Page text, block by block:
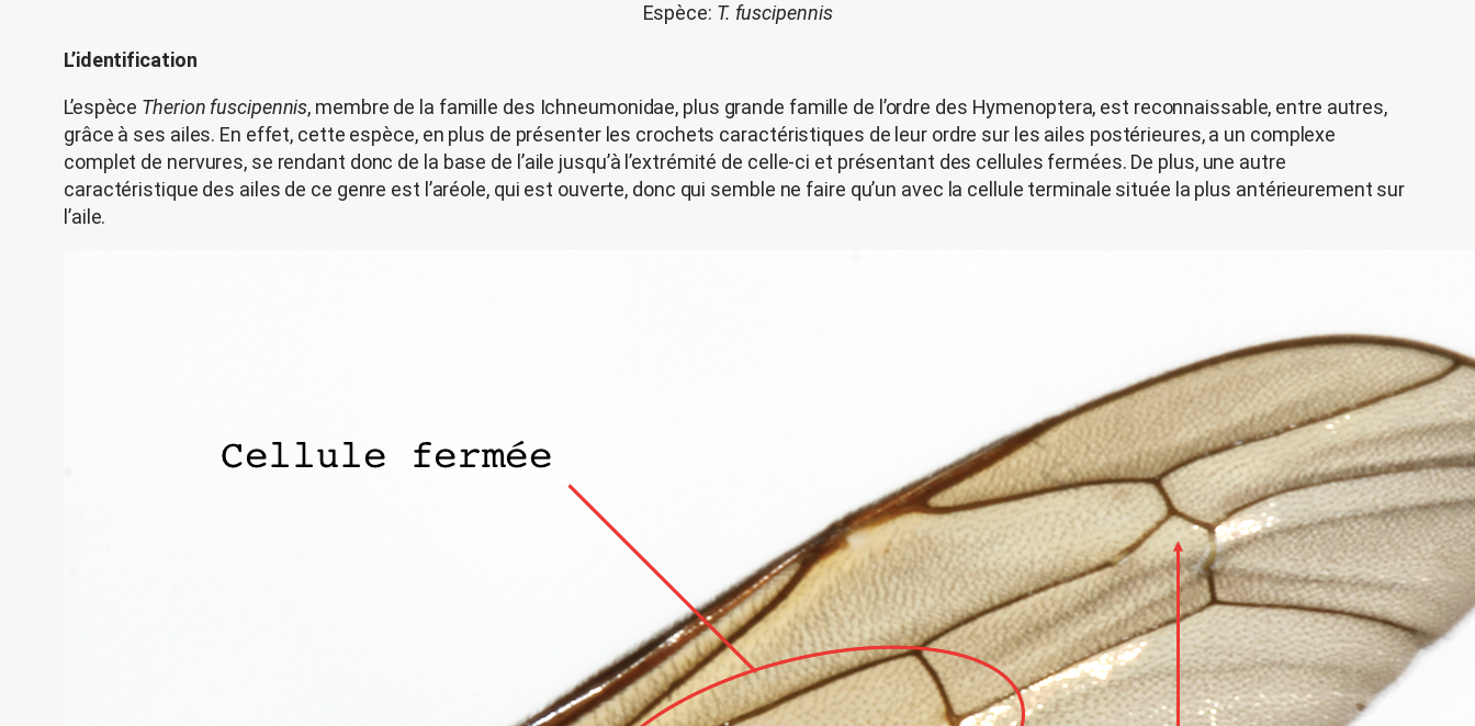
Espèce: T. fuscipennis
L’identification
L’espèce Therion fuscipennis, membre de la famille des Ichneumonidae, plus grande famille de l’ordre des Hymenoptera, est reconnaissable, entre autres,
grâce à ses ailes. En effet, cette espèce, en plus de présenter les crochets caractéristiques de leur ordre sur les ailes postérieures, a un complexe
complet de nervures, se rendant donc de la base de l’aile jusqu’à l’extrémité de celle-ci et présentant des cellules fermées. De plus, une autre
caractéristique des ailes de ce genre est l’aréole, qui est ouverte, donc qui semble ne faire qu’un avec la cellule terminale située la plus antérieurement sur
l’aile.